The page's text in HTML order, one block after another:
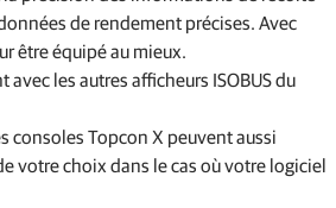
de rendement précises. Avec
être équipé au mieux.
les autres afficheurs ISOBUS du
consoles Topcon X peuvent aussi
votre choix dans le cas où votre logiciel